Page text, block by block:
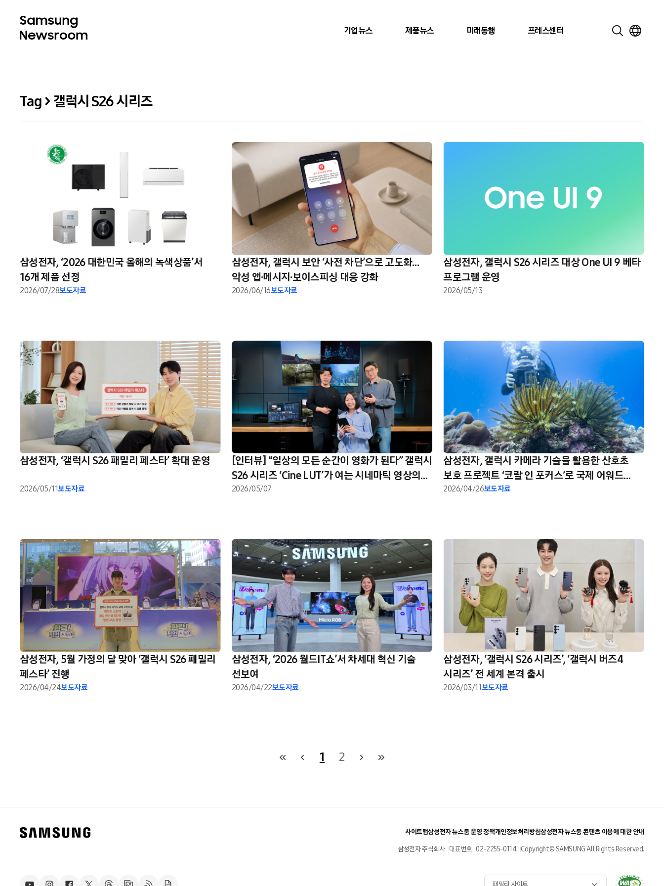
기업뉴스 제품뉴스 미래동행 프레스센터
Tag > 갤럭시 S26 시리즈
삼성전자, ‘2026 대한민국 올해의 녹색상품’서
16개 제품 선정
2026/07/28보도자료
삼성전자, 갤럭시 보안 ‘사전 차단’으로 고도화…
악성 앱·메시지·보이스피싱 대응 강화
2026/06/16보도자료
삼성전자, 갤럭시 S26 시리즈 대상 One UI 9 베타
프로그램 운영
2026/05/13
삼성전자, ‘갤럭시 S26 패밀리 페스타’ 확대 운영
2026/05/11보도자료
[인터뷰] “일상의 모든 순간이 영화가 된다” 갤럭시
S26 시리즈 ‘Cine LUT’가 여는 시네마틱 영상의
세계
2026/05/07
삼성전자, 갤럭시 카메라 기술을 활용한 산호초
보호 프로젝트 ‘코랄 인 포커스’로 국제 어워드
잇따라 수상
2026/04/26보도자료
삼성전자, 5월 가정의 달 맞아 ‘갤럭시 S26 패밀리
페스타’ 진행
2026/04/24보도자료
삼성전자, ‘2026 월드IT쇼’서 차세대 혁신 기술
선보여
2026/04/22보도자료
삼성전자, ‘갤럭시 S26 시리즈’, ‘갤럭시 버즈4
시리즈’ 전 세계 본격 출시
2026/03/11보도자료
1 2
사이트맵삼성전자 뉴스룸 운영 정책개인정보처리방침삼성전자 뉴스룸 콘텐츠 이용에 대한 안내
삼성전자 주식회사 대표번호 : 02-2255-0114 Copyright© SAMSUNG All Rights Reserved.